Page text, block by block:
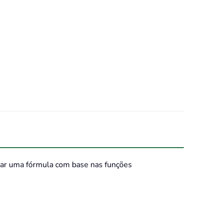
uma fórmula com base nas funções